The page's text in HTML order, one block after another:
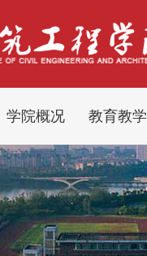
学院概况 教育教学